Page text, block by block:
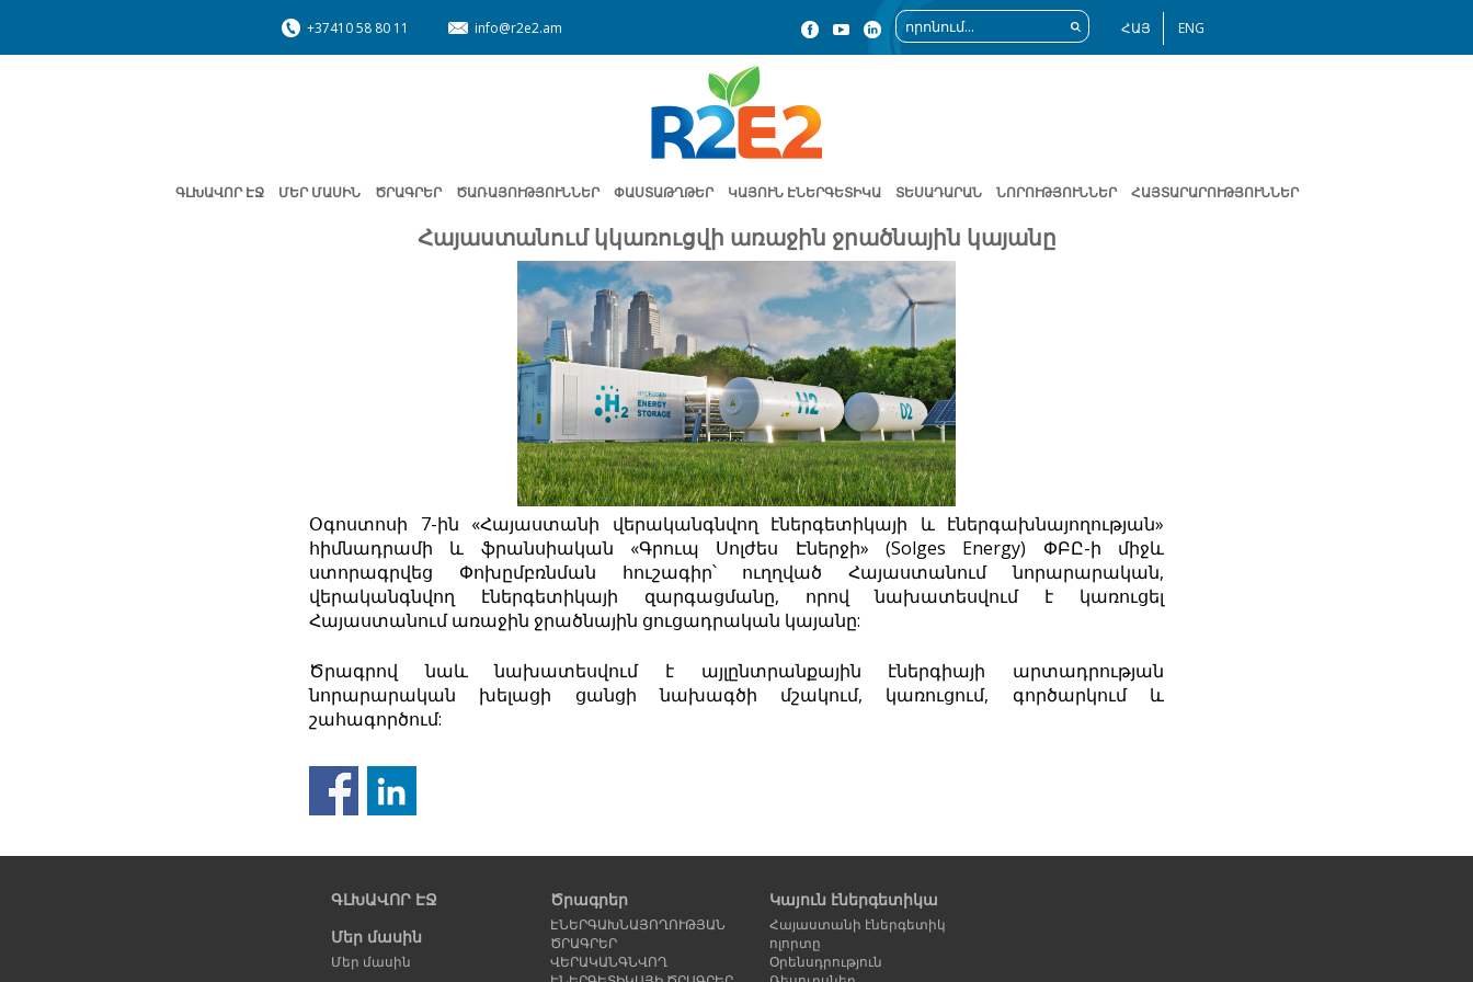
+37410 58 80 11 info@r2e2.am ՀԱՅ ENG
ԳԼԽԱՎՈՐ ԷՋ ՄԵՐ ՄԱՍԻՆ ԾՐԱԳՐԵՐ ԾԱՌԱՅՈՒԹՅՈՒՆՆԵՐ ՓԱՍՏԱԹՂԹԵՐ ԿԱՅՈՒՆ ԷՆԵՐԳԵՏԻԿԱ ՏԵՍԱԴԱՐԱՆ ՆՈՐՈՒԹՅՈՒՆՆԵՐ ՀԱՅՏԱՐԱՐՈՒԹՅՈՒՆՆԵՐ
Հայաստանում կկառուցվի առաջին ջրածնային կայանը
Օգոստոսի 7-ին «Հայաստանի վերականգնվող էներգետիկայի և էներգախնայողության»
հիմնադրամի և ֆրանսիական «Գրուպ Սոլժես Էներջի» (Solges Energy) ՓԲԸ-ի միջև
ստորագրվեց Փոխըմբռնման հուշագիր՝ ուղղված Հայաստանում նորարարական,
վերականգնվող էներգետիկայի զարգացմանը, որով նախատեսվում է կառուցել
Հայաստանում առաջին ջրածնային ցուցադրական կայանը:
Ծրագրով նաև նախատեսվում է այլընտրանքային էներգիայի արտադրության
նորարարական խելացի ցանցի նախագծի մշակում, կառուցում, գործարկում և
շահագործում:
Նախորդ
ԳԼԽԱՎՈՐ ԷՋ
Մեր մասին
Մեր մասին
Ծրագրեր
ԷՆԵՐԳԱԽՆԱՅՈՂՈՒԹՅԱՆ
ԾՐԱԳՐԵՐ
ՎԵՐԱԿԱՆԳՆՎՈՂ
Կայուն էներգետիկա
Հայաստանի էներգետիկ
ոլորտը
Օրենսդրություն